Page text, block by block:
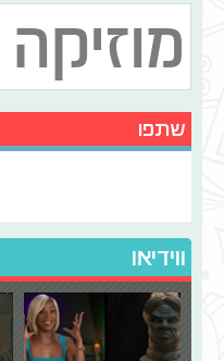
מוזיקה
שתפו
ווידיאו